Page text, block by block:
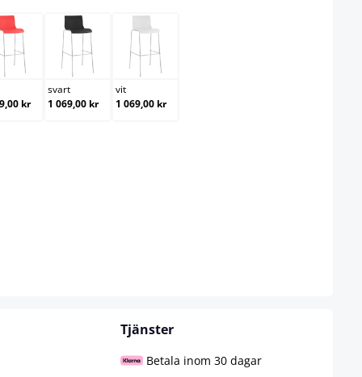
röd
kr
svart
svart
1 069,00 kr
vit
vit
1 069,00 kr
Tjänster
Betala inom 30 dagar